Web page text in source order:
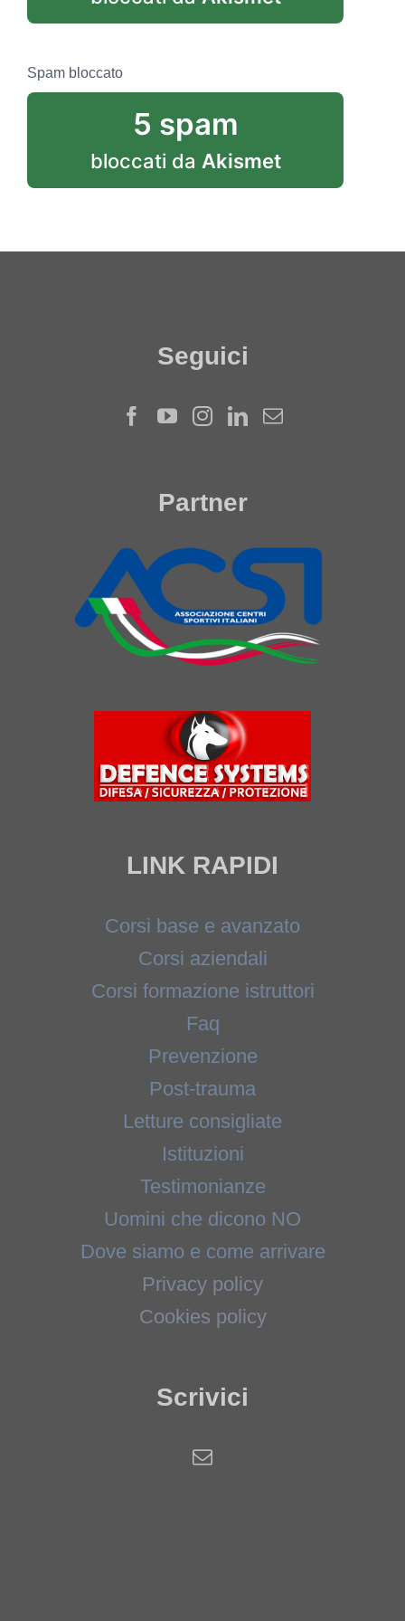
Spam bloccato
5 spam
bloccati da Akismet
Seguici
Partner
LINK RAPIDI
Corsi base e avanzato
Corsi aziendali
Corsi formazione istruttori
Faq
Prevenzione
Post-trauma
Letture consigliate
Istituzioni
Testimonianze
Uomini che dicono NO
Dove siamo e come arrivare
Privacy policy
Cookies policy
Scrivici